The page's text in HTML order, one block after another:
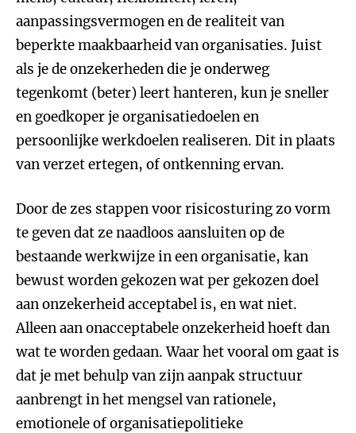
aanpassingsvermogen en de realiteit van
beperkte maakbaarheid van organisaties. Juist
als je de onzekerheden die je onderweg
tegenkomt (beter) leert hanteren, kun je sneller
en goedkoper je organisatiedoelen en
persoonlijke werkdoelen realiseren. Dit in plaats
van verzet ertegen, of ontkenning ervan.
Door de zes stappen voor risicosturing zo vorm
te geven dat ze naadloos aansluiten op de
bestaande werkwijze in een organisatie, kan
bewust worden gekozen wat per gekozen doel
aan onzekerheid acceptabel is, en wat niet.
Alleen aan onacceptabele onzekerheid hoeft dan
wat te worden gedaan. Waar het vooral om gaat is
dat je met behulp van zijn aanpak structuur
aanbrengt in het mengsel van rationele,
emotionele of organisatiepolitieke